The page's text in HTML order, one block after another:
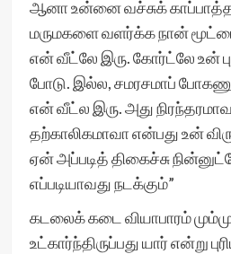
ஆனா உன்னை வச்சுக்
மருமகளை வளர்க்க நான்
என் வீட்லே இரு. கோர்ட்லே உன்
போடு. இல்ல, சமரசமாப்
என் வீட்ல இரு. அது
தற்காலிகமாவா என்பது உன்
ஏன் அப்படித் திகைச்சு
எப்படியாவது நடக்கும்”
கடலைக் கடை வியாபாரம்
உட்கார்ந்திருப்பது யார் என்று